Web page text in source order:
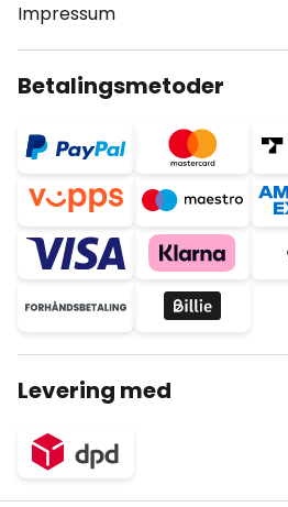
Impressum
Betalingsmetoder
Levering med